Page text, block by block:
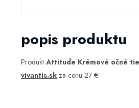
popis produktu
Produkt Attitude Krémové očné
vivantis.sk za cenu 27 €.